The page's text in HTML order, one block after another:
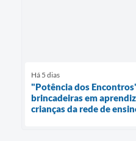
Há 5 dias
"Potência dos
brincadeiras em
crianças da rede de